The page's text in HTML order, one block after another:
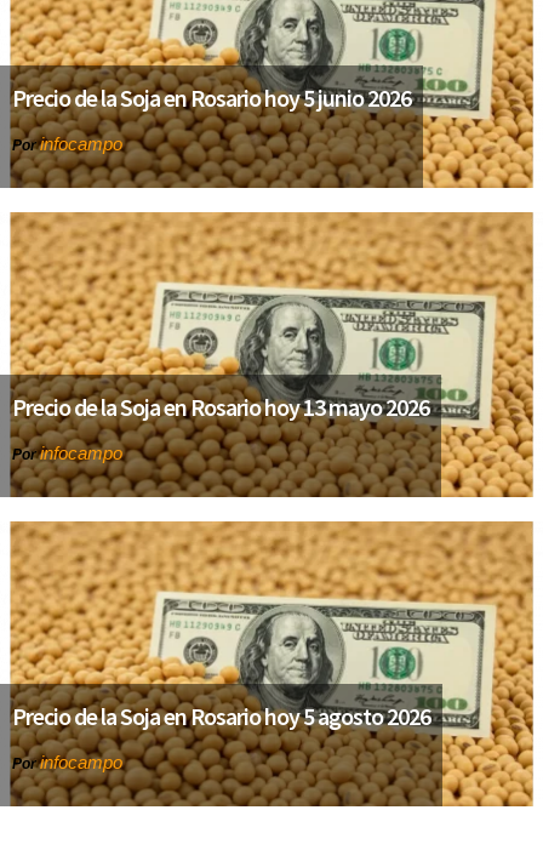
Precio de la Soja en Rosario hoy 5 junio 2026
Porinfocampo
Precio de la Soja en Rosario hoy 13 mayo 2026
Porinfocampo
Precio de la Soja en Rosario hoy 5 agosto 2026
Porinfocampo